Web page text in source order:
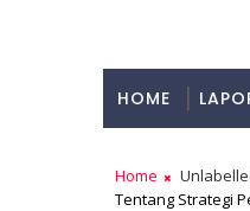
HOME
Home
Tentang Strategi